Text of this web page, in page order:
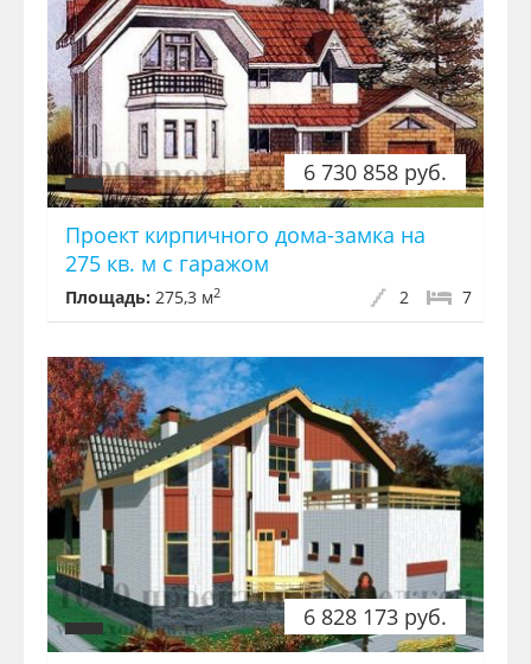
6 730 858 руб.
Проект кирпичного дома-замка на
275 кв. м с гаражом
Площадь: 275,3 м2 7
2
6 828 173 руб.